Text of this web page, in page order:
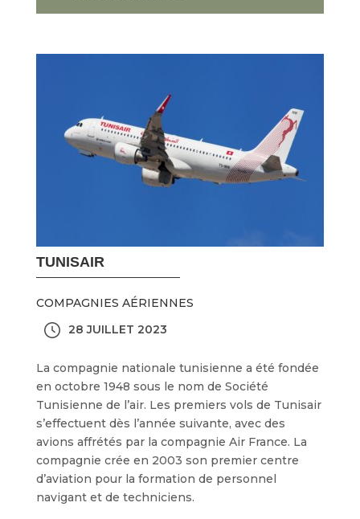
TUNISAIR
COMPAGNIES AÉRIENNES
28 JUILLET 2023
La compagnie nationale tunisienne a été fondée
en octobre 1948 sous le nom de Société
Tunisienne de l’air. Les premiers vols de Tunisair
s’effectuent dès l’année suivante, avec des
avions affrétés par la compagnie Air France. La
compagnie crée en 2003 son premier centre
d’aviation pour la formation de personnel
navigant et de techniciens.